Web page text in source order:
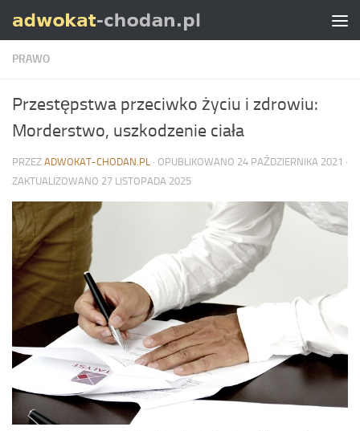
Skip to content
PRAWO
Przestępstwa przeciwko życiu i zdrowiu:
Morderstwo, uszkodzenie ciała
PRZEZ ADWOKAT-CHODAN.PL · OPUBLIKOWANO 24 PAŹDZIERNIKA 2021 ·
ZAKTUALIZOWANO 27 LISTOPADA 2025